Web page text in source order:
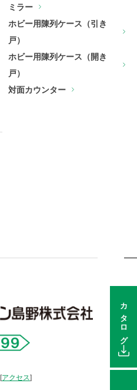
ミラー
ホビー用陳列ケース（引き
戸）
ホビー用陳列ケース（開き
戸）
対面カウンター
カタログ
アクセス]